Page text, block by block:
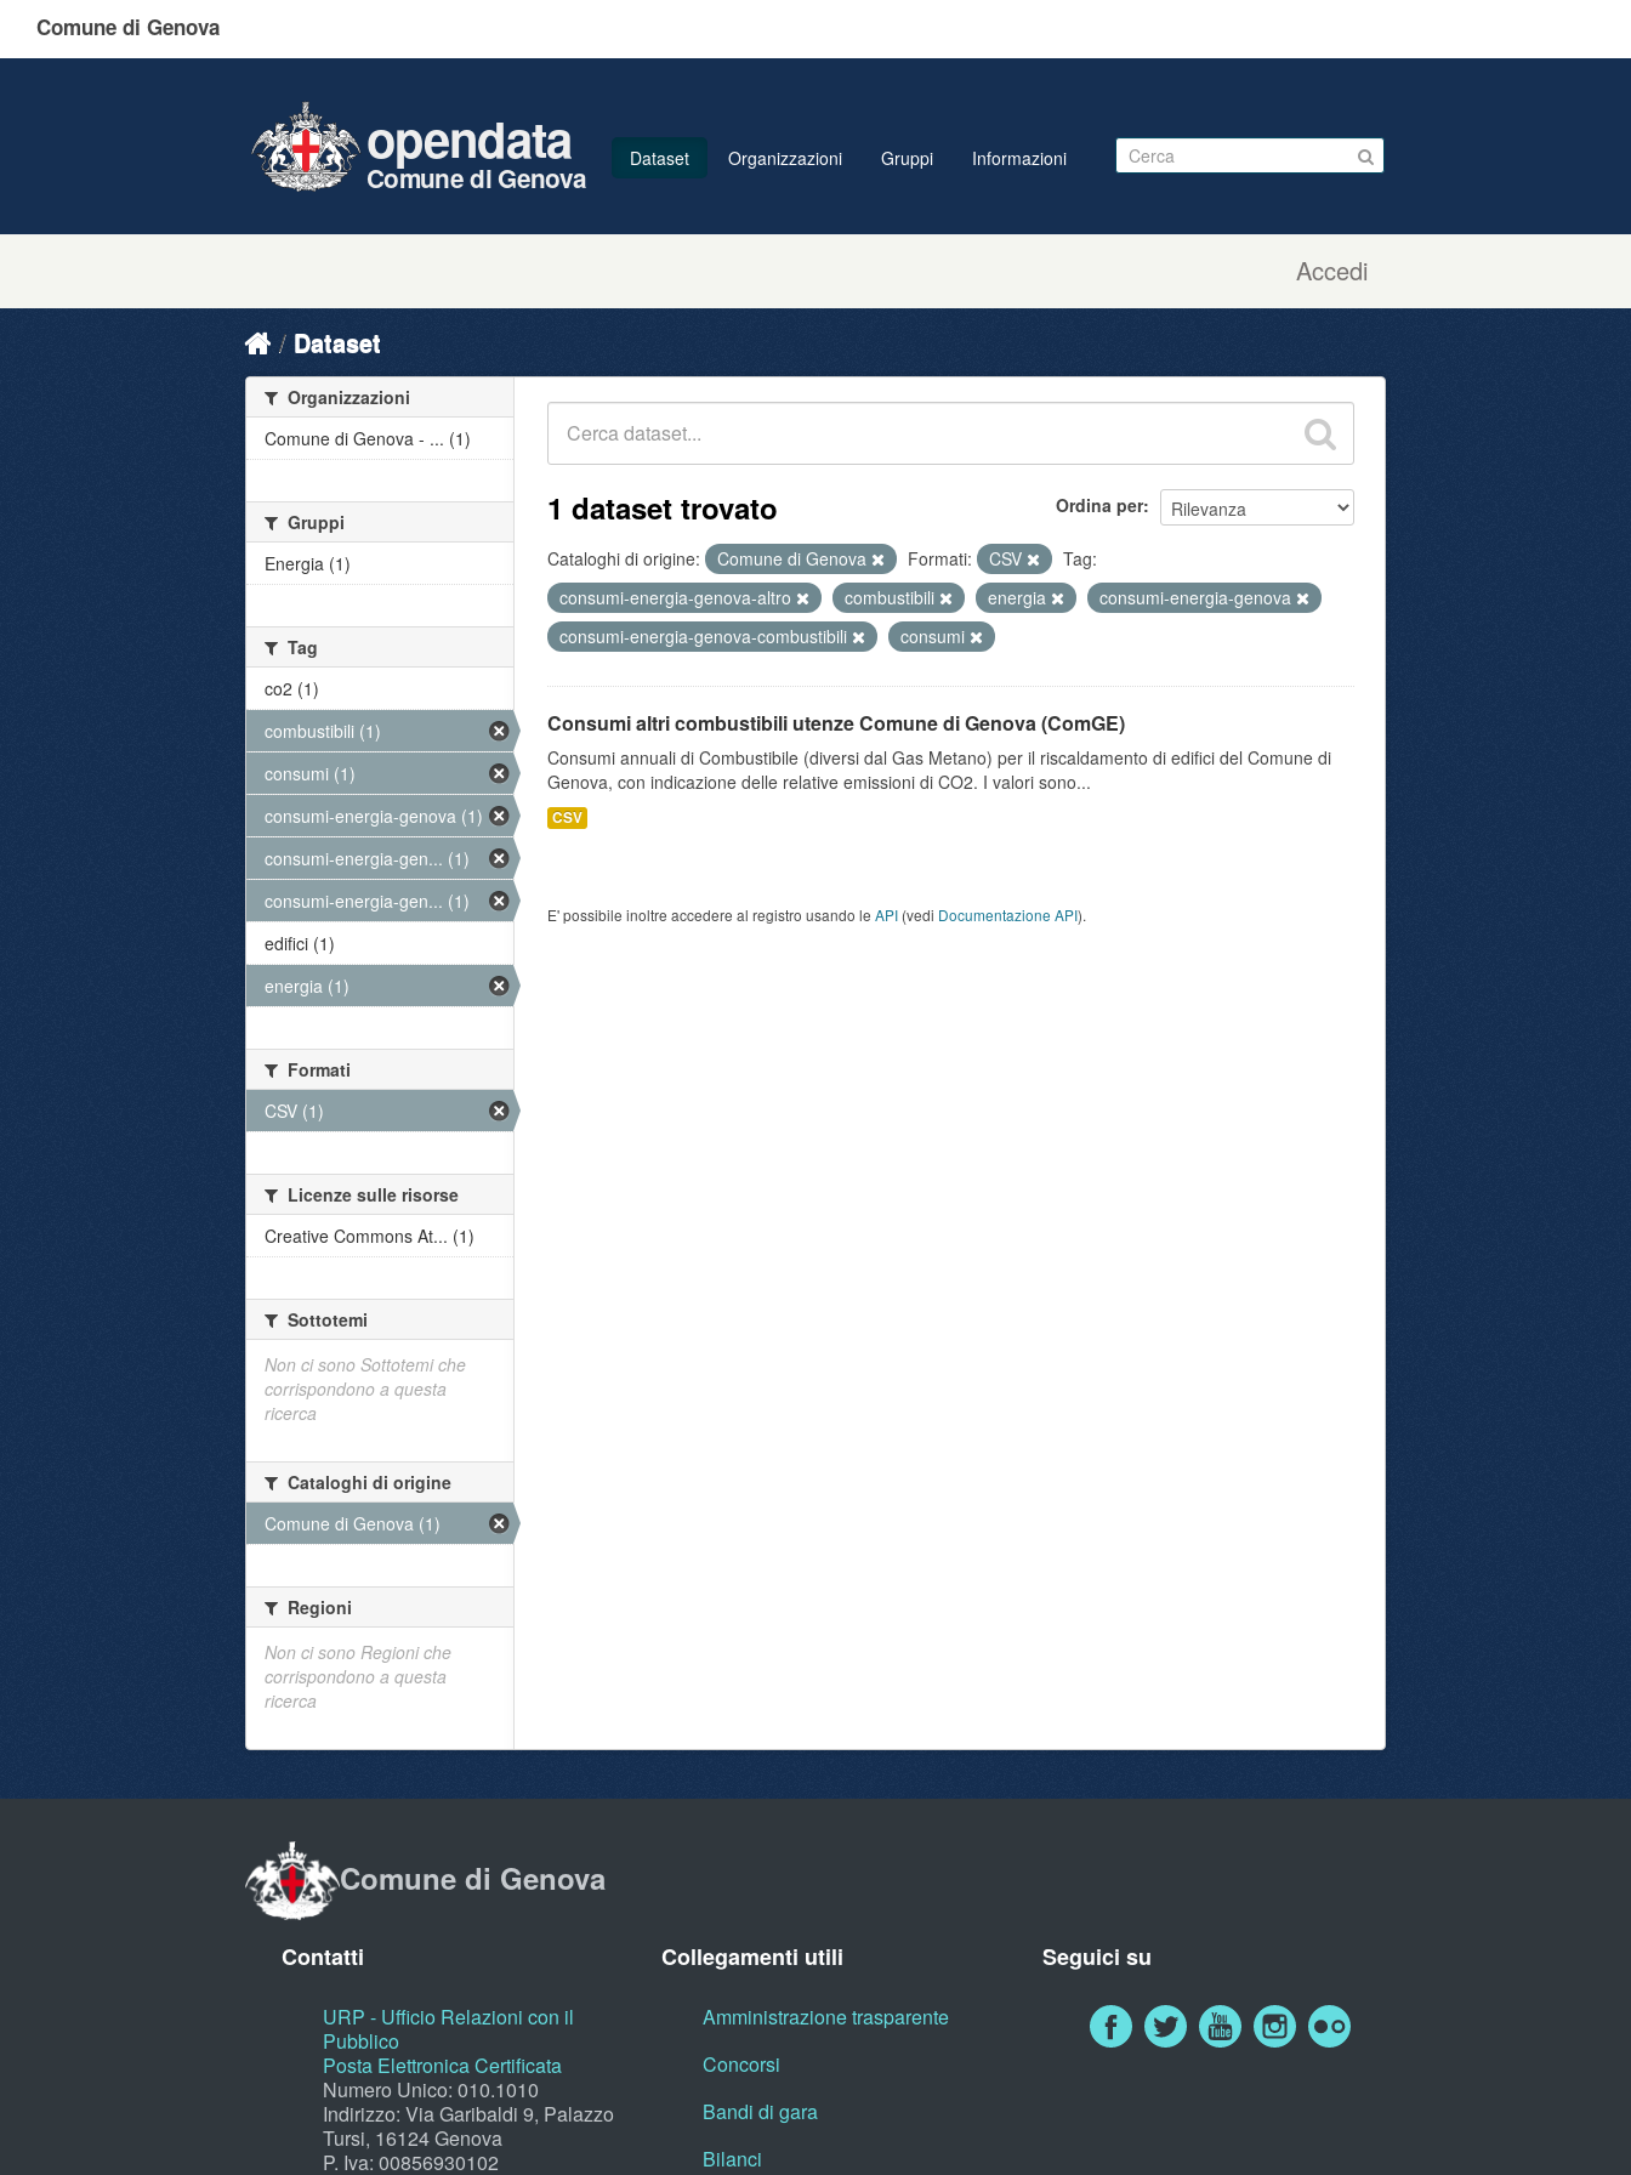
Comune di Genova
Accedi
opendata
Comune di Genova
Dataset Organizzazioni Gruppi Informazioni
Dataset
Ordina per
1 dataset trovato
Cataloghi di origine: Comune di Genova Formati: CSV
Tag:
consumi-energia-genova-altro
combustibili energia
consumi-energia-genova
consumi-energia-genova-combustibili
consumi
Consumi altri combustibili utenze Comune di Genova (ComGE)
Consumi annuali di Combustibile (diversi dal Gas Metano) per il riscaldamento di edifici del Comune di
Genova, con indicazione delle relative emissioni di CO2. I valori sono...
CSV
E' possibile inoltre accedere al registro usando le API (vedi Documentazione API).
Organizzazioni
Comune di Genova - ... (1)
Gruppi
Energia (1)
Tag
co2 (1)
combustibili (1)
consumi (1)
consumi-energia-genova (1)
consumi-energia-gen... (1)
consumi-energia-gen... (1)
edifici (1)
energia (1)
Formati
CSV (1)
Licenze sulle risorse
Creative Commons At... (1)
Sottotemi
Non ci sono Sottotemi che
corrispondono a questa
ricerca
Cataloghi di origine
Comune di Genova (1)
Regioni
Non ci sono Regioni che
corrispondono a questa
ricerca
Comune di Genova
Contatti
URP - Ufficio Relazioni con il
Pubblico
Posta Elettronica Certificata
Numero Unico: 010.1010
Indirizzo: Via Garibaldi 9, Palazzo
Tursi, 16124 Genova
P. Iva: 00856930102
Collegamenti utili
Amministrazione trasparente
Concorsi
Bandi di gara
Bilanci
Seguici su